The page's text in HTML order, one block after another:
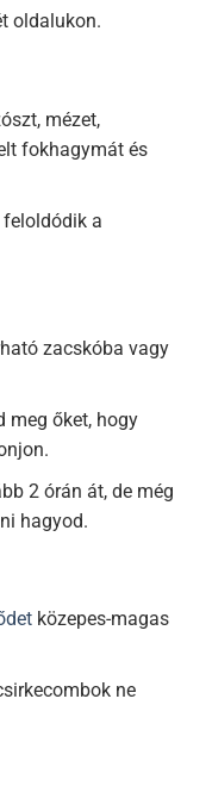
oldalukon.
mézet,
fokhagymát és
feloldódik a
zacskóba vagy
meg őket, hogy
2 órán át, de még
hagyod.
közepes-magas
ne